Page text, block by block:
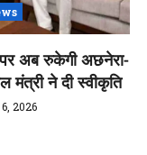
अब रुकेगी अछनेरा-
ने दी स्वीकृति
2026